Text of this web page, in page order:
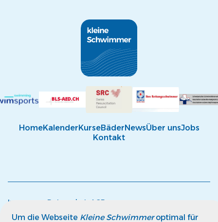
HomeKalenderKurseBäderNewsÜber unsJobs
Kontakt
Impressum Datenschutz AGB
Um die Webseite Kleine Schwimmeroptimal für